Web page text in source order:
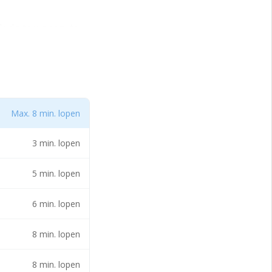
to be in
naar het
de Foodhall
Het
Max. 8 min. lopen
3 min. lopen
5 min. lopen
6 min. lopen
8 min. lopen
8 min. lopen